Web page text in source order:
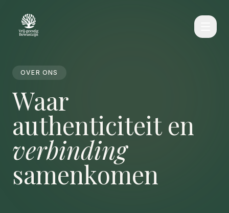
OVER ONS
Waar
authenticiteit en
verbinding
samenkomen